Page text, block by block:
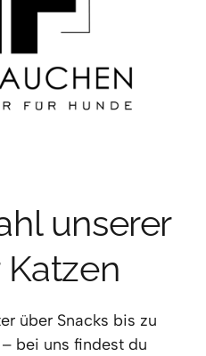
unserer
über Snacks bis zu
bei uns findest du